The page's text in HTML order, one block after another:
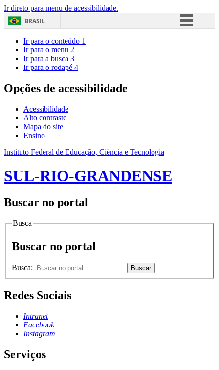
Ir direto para menu de acessibilidade.
BRASIL
Acesso à informação
Ir para o conteúdo 1
Ir para o menu 2
Ir para a busca 3
Ir para o rodapé 4
Opções de acessibilidade
Acessibilidade
Alto contraste
Mapa do site
Ensino
Instituto Federal de Educação, Ciência e Tecnologia
SUL-RIO-GRANDENSE
Buscar no portal
Busca
Buscar no portal
Busca: Buscar
Redes Sociais
Intranet
Facebook
Instagram
Serviços